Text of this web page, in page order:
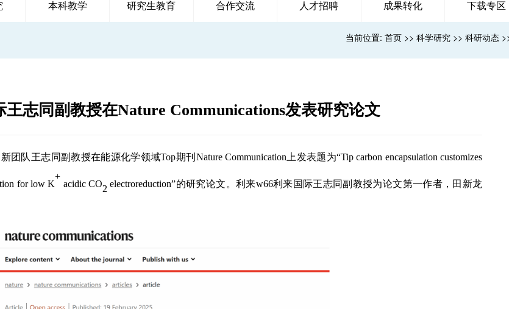
本科教学 研究生教育 合作交流 人才招聘 成果转化 下载专区
当前位置: 首页 >> 科学研究 >> 科研动态
王志同副教授在Nature Communications发表研究论文
团队 王志同副教授在能源化学领域Top期刊 Nature Communication 上发表题为“Tip carbon encapsulation customizes
for low K
+
acidic CO2 electroreduction”的研究论文。利来w66利来国际王志同副教授为论文第一作者，田新龙